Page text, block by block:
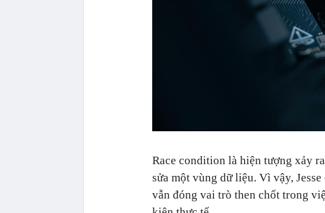
Race condition là hiện tượng xảy
sửa một vùng dữ liệu. Vì vậy,
vẫn đóng vai trò then chốt trong